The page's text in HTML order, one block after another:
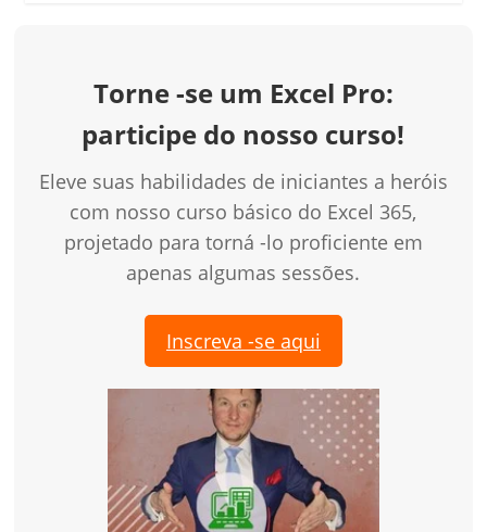
Torne -se um Excel Pro:
participe do nosso curso!
Eleve suas habilidades de iniciantes a heróis
com nosso curso básico do Excel 365,
projetado para torná -lo proficiente em
apenas algumas sessões.
Inscreva -se aqui